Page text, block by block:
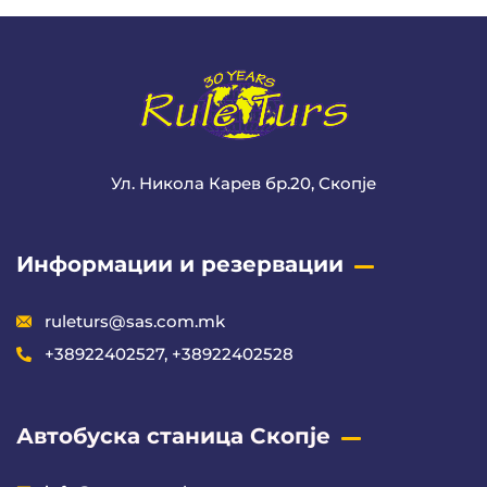
Ул. Никола Карев бр.20, Скопје
Информации и резервации
ruleturs@sas.com.mk
+38922402527, +38922402528
Автобуска станица Скопје